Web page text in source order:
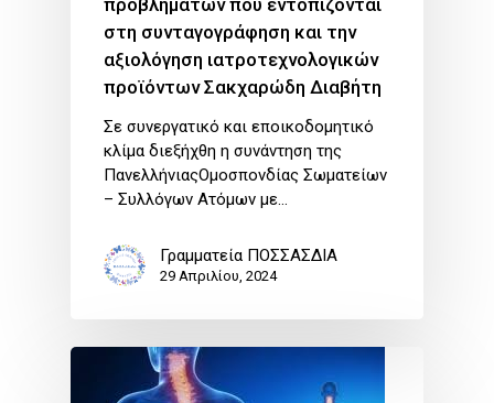
προβλημάτων που εντοπίζονται
στη συνταγογράφηση και την
αξιολόγηση ιατροτεχνολογικών
προϊόντων Σακχαρώδη Διαβήτη
Σε συνεργατικό και εποικοδομητικό
κλίμα διεξήχθη η συνάντηση της
ΠανελλήνιαςΟμοσπονδίας Σωματείων
– Συλλόγων Ατόμων με…
Γραμματεία ΠΟΣΣΑΣΔΙΑ
29 Απριλίου, 2024